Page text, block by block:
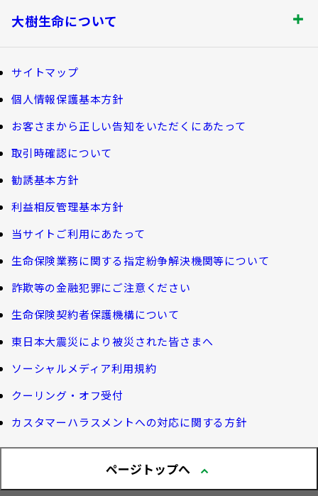
満期保険金などのご請求
資金の引出し
保険料の払込み・貸付金のご返済
マイナンバーカードによるお手続き
その他のお手続き
ご契約者さま向けサービス
諸利率のお知らせ
お客さま宛通知「大樹生命からのお知ら
せ」について
生命保険料控除制度について
Web版「ご契約のしおり－約款」
生命保険商品一覧
損害保険商品
生命保険について知る
大樹あんしんナビゲーター
各都道府県中小企業団体中央会の会員の
皆さま
福利厚生制度関連
福利厚生制度等
ガイドブック「団体保険における保険金・給付金
のご請求手続きとお支払いについて」
大樹 企業保険ダイレクトシステム（団体保険の
各種照会・お手続きサービス）
団体年金制度関連
団体年金制度
団体年金運用商品
確定給付企業年金オンラインサービス（CPBS）
企業年金の事務再委託先変更について（契約者さ
ま専用サイト）
企業保険特別勘定運用実績照会サービス
知る・楽しむ トップ
大樹生命ブログ
お金について知る
公的保障試算ツール
相続税シミュレーション
教育費シミュレーター
長生き診断
体内環境チェック
認知症について知る
大樹の認知症サポートサービス
認知症コラム
認知機能チェック
大樹らいふ倶楽部紹介
大樹生命について
大樹生命について トップ
トップメッセージ
会社情報
業績案内
お客さま本位の業務運営
サステナビリティ経営
機関投資家としての役割
大樹生命 CM紹介
サイトマップ
個人情報保護基本方針
お客さまから正しい告知をいただくにあたって
取引時確認について
勧誘基本方針
利益相反管理基本方針
当サイトご利用にあたって
生命保険業務に関する指定紛争解決機関等について
詐欺等の金融犯罪にご注意ください
生命保険契約者保護機構について
東日本大震災により被災された皆さまへ
ソーシャルメディア利用規約
クーリング・オフ受付
カスタマーハラスメントへの対応に関する方針
ページトップへ